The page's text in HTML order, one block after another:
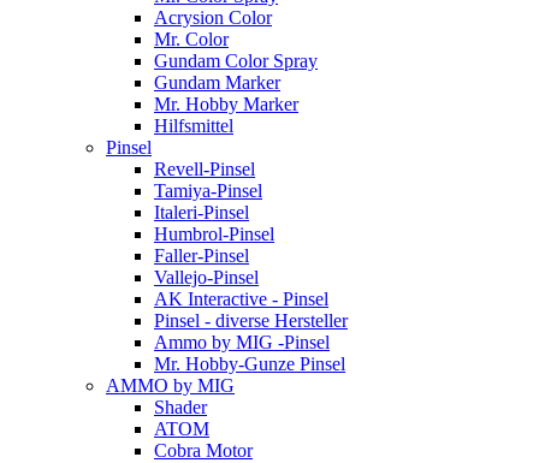
Acrysion Color
Mr. Color
Gundam Color Spray
Gundam Marker
Mr. Hobby Marker
Hilfsmittel
Pinsel
Revell-Pinsel
Tamiya-Pinsel
Italeri-Pinsel
Humbrol-Pinsel
Faller-Pinsel
Vallejo-Pinsel
AK Interactive - Pinsel
Pinsel - diverse Hersteller
Ammo by MIG -Pinsel
Mr. Hobby-Gunze Pinsel
AMMO by MIG
Shader
ATOM
Cobra Motor